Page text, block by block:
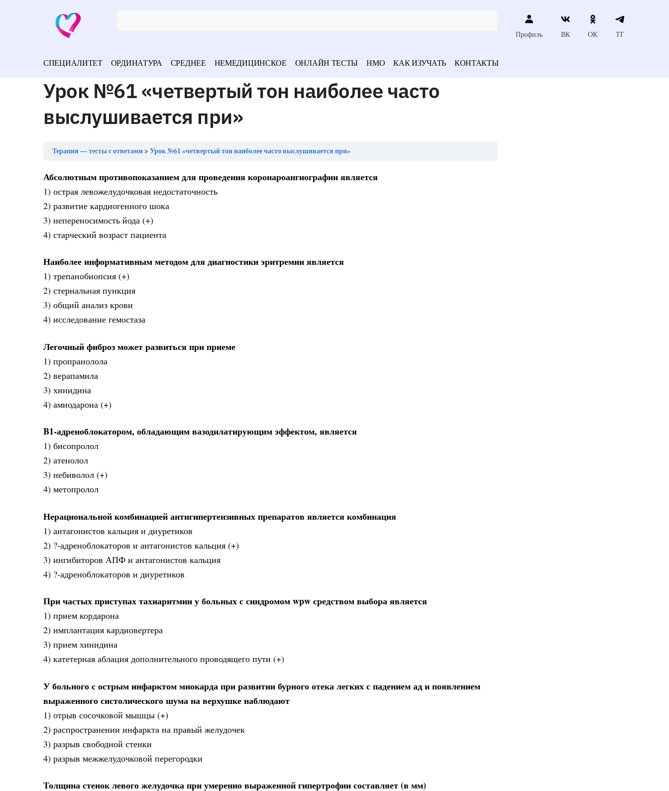
Профиль ВК ОК ТГ
СПЕЦИАЛИТЕТ ОРДИНАТУРА СРЕДНЕЕ НЕМЕДИЦИНСКОЕ ОНЛАЙН ТЕСТЫ НМО КАК ИЗУЧАТЬ КОНТАКТЫ
Урок №61 «четвертый тон наиболее часто
выслушивается при»
Терапия — тесты с ответами Урок №61 «четвертый тон наиболее часто выслушивается при»
Абсолютным противопоказанием для проведения коронароангиографии является
1) острая левожелудочковая недостаточность
2) развитие кардиогенного шока
3) непереносимость йода (+)
4) старческий возраст пациента
Наиболее информативным методом для диагностики эритремии является
1) трепанобиопсия (+)
2) стернальная пункция
3) общий анализ крови
4) исследование гемостаза
Легочный фиброз может развиться при приеме
1) пропранолола
2) верапамила
3) хинидина
4) амиодарона (+)
B1-адреноблокатором, обладающим вазодилатирующим эффектом, является
1) бисопролол
2) атенолол
3) небиволол (+)
4) метопролол
Нерациональной комбинацией антигипертензивных препаратов является комбинация
1) антагонистов кальция и диуретиков
2) ?-адреноблокаторов и антагонистов кальция (+)
3) ингибиторов АПФ и антагонистов кальция
4) ?-адреноблокаторов и диуретиков
При частых приступах тахиаритмии у больных с синдромом wpw средством выбора является
1) прием кордарона
2) имплантация кардиовертера
3) прием хинидина
4) катетерная аблация дополнительного проводящего пути (+)
У больного с острым инфарктом миокарда при развитии бурного отека легких с падением ад и появлением
выраженного систолического шума на верхушке наблюдают
1) отрыв сосочковой мышцы (+)
2) распространении инфаркта на правый желудочек
3) разрыв свободной стенки
4) разрыв межжелудочковой перегородки
Толщина стенок левого желудочка при умеренно выраженной гипертрофии составляет (в мм)